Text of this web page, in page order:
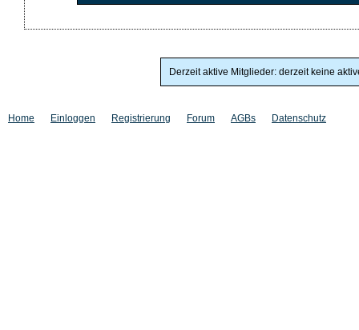
Derzeit aktive Mitglieder: derzeit keine
Home Einloggen Registrierung Forum AGBs Datenschutz